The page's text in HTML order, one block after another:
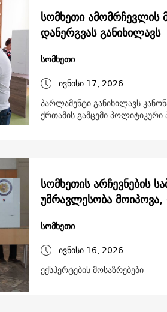
სომხეთი ამომრჩევლის
დანერგვას განიხილავს
სომხეთი
ივნისი 17, 2026
პარლამენტი განიხილავს
ქრთამის გამცემი პოლიტიკური
სომხეთის არჩევნების
უმრავლესობა მოიპოვა,
სომხეთი
ივნისი 16, 2026
ექსპერტების მოსაზრებები